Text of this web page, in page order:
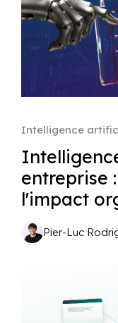
Intelligence
entreprise
l'impact
Pier-Luc